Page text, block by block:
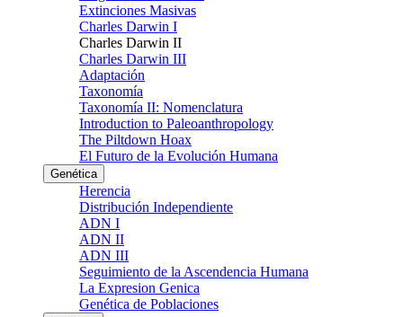
Extinciones Masivas
Charles Darwin I
Charles Darwin II
Charles Darwin III
Adaptación
Taxonomía
Taxonomía II: Nomenclatura
Introduction to Paleoanthropology
The Piltdown Hoax
El Futuro de la Evolución Humana
Genética
Herencia
Distribución Independiente
ADN I
ADN II
ADN III
Seguimiento de la Ascendencia Humana
La Expresion Genica
Genética de Poblaciones